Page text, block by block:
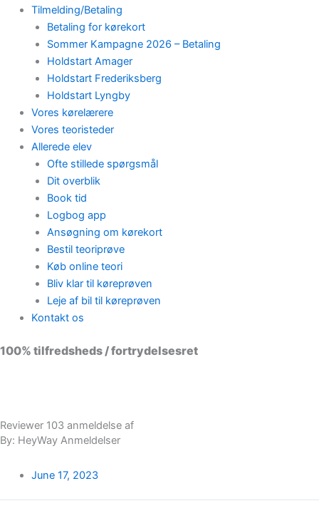
Tilmelding/Betaling
Betaling for kørekort
Sommer Kampagne 2026 – Betaling
Holdstart Amager
Holdstart Frederiksberg
Holdstart Lyngby
Vores kørelærere
Vores teoristeder
Allerede elev
Ofte stillede spørgsmål
Dit overblik
Book tid
Logbog app
Ansøgning om kørekort
Bestil teoriprøve
Køb online teori
Bliv klar til køreprøven
Leje af bil til køreprøven
Kontakt os
100% tilfredsheds / fortrydelsesret
Reviewer 103 anmeldelse af
By: HeyWay Anmeldelser
June 17, 2023